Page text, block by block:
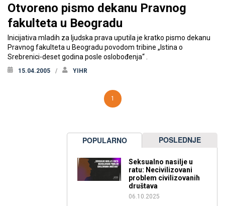
Otvoreno pismo dekanu Pravnog
fakulteta u Beogradu
Inicijativa mladih za ljudska prava uputila je kratko pismo dekanu
Pravnog fakulteta u Beogradu povodom tribine „Istina o
Srebrenici-deset godina posle oslobođenja“ .
15.04.2005 YIHR
1
POPULARNO POSLEDNJE
Seksualno nasilje u
ratu: Necivilizovani
problem civilizovanih
društava
06.10.2025